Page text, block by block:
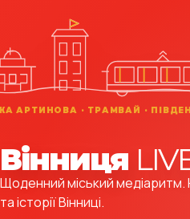
Вінниця
Щоденний міський медіаритм.
та історії Вінниці.